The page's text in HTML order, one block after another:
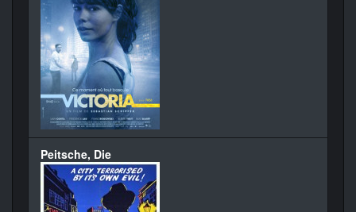
Peitsche, Die